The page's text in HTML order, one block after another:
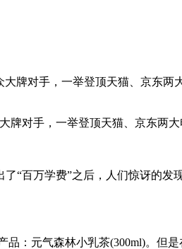
牌对手，一举登顶天猫、京东两
对手，一举登顶天猫、京东两
“百万学费”之后，人们惊讶的发
：元气森林小乳茶(300ml)。但是